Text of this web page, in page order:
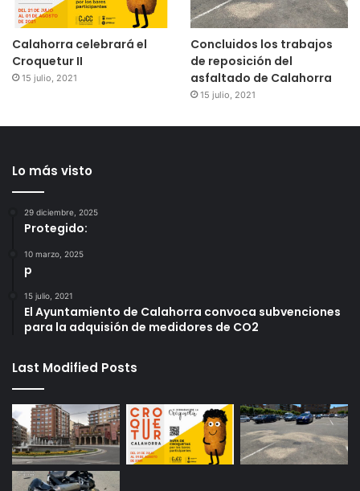
Calahorra celebrará el
Croquetur II
15 julio, 2021
Concluidos los trabajos
de reposición del
asfaltado de Calahorra
15 julio, 2021
Lo más visto
29 diciembre, 2025
Protegido:
10 marzo, 2025
p
15 julio, 2021
El Ayuntamiento de Calahorra convoca subvenciones
para la adquisión de medidores de CO2
Last Modified Posts